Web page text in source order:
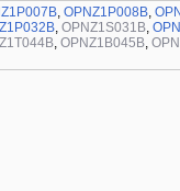
, OPNZ1P008B,
, OPNZ1S031B,
, OPNZ1B045B,